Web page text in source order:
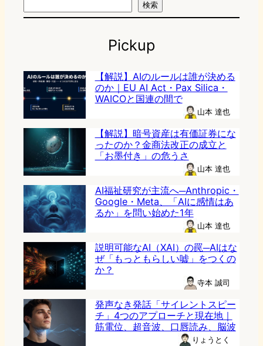
検索
Pickup
【解説】AIのルールは誰が決める
のか｜EU AI Act・Pax Silica・
WAICOと国連の間で
山本 達也
【解説】暗号資産は有価証券にな
ったのか？金商法改正の成立と
「お墨付き」の危うさ
山本 達也
AI福祉研究が主流へ─Anthropic・
Google・Meta、「AIに感情はあ
るか」を問い始めた1年
山本 達也
説明可能なAI（XAI）の罠─AIはな
ぜ「もっともらしい嘘」をつくの
か？
寺本 誠司
発声なき発話「サイレントスピー
チ」4つのアプローチと現在地｜
筋電位、超音波、口唇読み、脳波
りょうとく